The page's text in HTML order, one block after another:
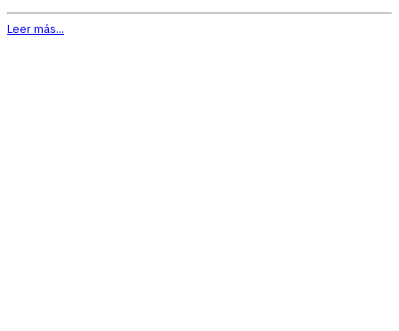
Leer más...